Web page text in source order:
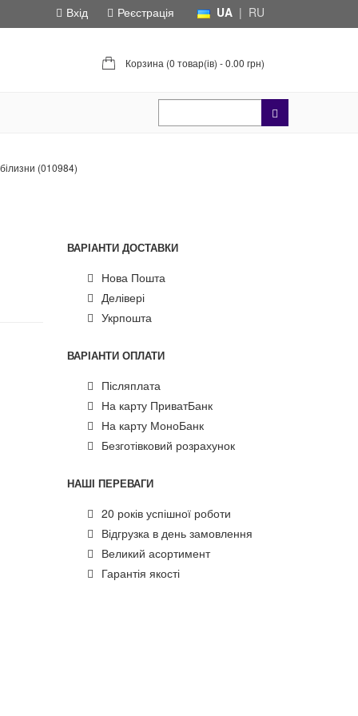
UA | RU
Вхід Реєстрація
Корзина (0 товар(ів) - 0.00 грн)
(010984)
ВАРІАНТИ ДОСТАВКИ
Нова Пошта
Делівері
Укрпошта
ВАРІАНТИ ОПЛАТИ
Післяплата
На карту ПриватБанк
На карту МоноБанк
Безготівковий розрахунок
НАШІ ПЕРЕВАГИ
20 років успішної роботи
Відгрузка в день замовлення
Великий асортимент
Гарантія якості